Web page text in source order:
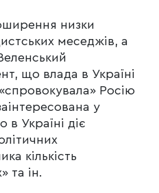
низки
меседжів, а
що влада в Україні
Росію
у
Україні діє
кількість
та ін.